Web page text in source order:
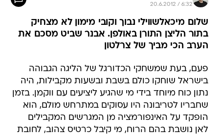
20.6.2012 / 6:32
שלום מיכאלשווילי נבוך וקובי מימון לא מצחיק
בתור הליצן התורן באולפן. אבנר שביט מסכם את
הערב הכי מביך של צרלטון
פעם, בעת שמשחקי הכדורגל של הליגה הגבוהה
בישראל שוחקו כולם בשבת ובשעות מקבילות, היה
נתון כוח מיוחד בידי מי שהגיע ליציעים עם ווקמן. בזמן
שחבריו לטריבונה היו עסוקים במתרחש מולם, הוא
הופקד על האינפורמציה מן המגרשים המקבילים 
לאן נושבת בהם הרוח, מי קיבל כרטיס צהוב, לחובת